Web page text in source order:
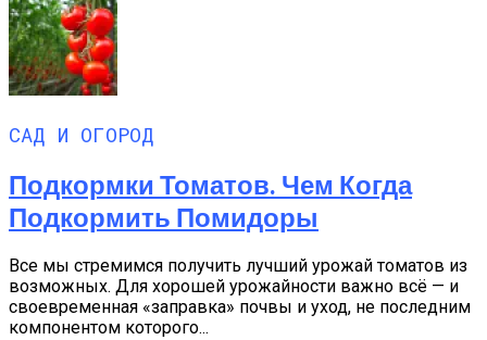
САД И ОГОРОД
Подкормки Томатов. Чем Когда
Подкормить Помидоры
Все мы стремимся получить лучший урожай томатов из
возможных. Для хорошей урожайности важно всё — и
своевременная «заправка» почвы и уход, не последним
компонентом которого...